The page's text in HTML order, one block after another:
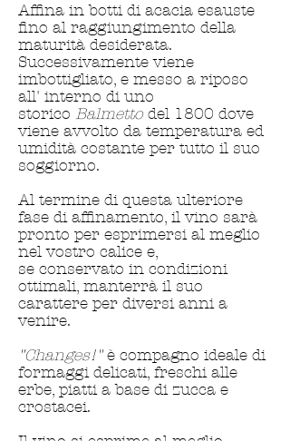
Affina​ in botti di acacia esauste
fino al raggiungimento della
maturità desiderata.
Successivamente viene
imbottigliato, e messo a riposo
all' interno di uno
storico Balmetto del 1800 dove
viene avvolto da temperatura ed
umidità costante per tutto il suo
soggiorno.
Al termine di questa ulteriore
fase di affinamento, il vino sarà
pronto per esprimersi al meglio
nel vostro calice e,
se conservato in condizioni
ottimali, manterrà il suo
carattere per diversi anni a
venire.
"Changes!"è compagno ideale di
formaggi delicati, freschi alle
erbe, piatti a base di zucca e
crostacei.